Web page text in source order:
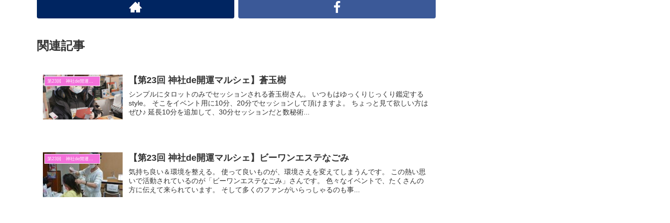
関連記事
【第23回 神社de開運マルシェ】蒼玉樹
シンプルにタロットのみでセッションされる蒼玉樹さん。 いつもはゆっくりじっくり鑑定する
style。 そこをイベント用に10分、20分でセッションして頂けますよ。 ちょっと見て欲しい方は
ぜひ♪ 延長10分を追加して、30分セッションだと数秘術...
第23回 神社de開運マルシェ 【第23回 神社de開運マルシェ】ビーワンエステなごみ
気持ち良い＆環境を整える。 使って良いものが、環境さえを変えてしまうんです。 この熱い思
いで活動されているのが「ビーワンエステなごみ」さんです。 色々なイベントで、たくさんの
方に伝えて来られています。 そして多くのファンがいらっしゃるのも事...